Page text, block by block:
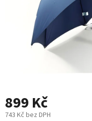
899 Kč
743 Kč bez DPH